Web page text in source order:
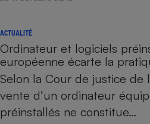
ACTUALITÉ
Ordinateur et logiciels
européenne écarte la
Selon la Cour de justice de
vente d’un ordinateur
préinstallés ne constitue…